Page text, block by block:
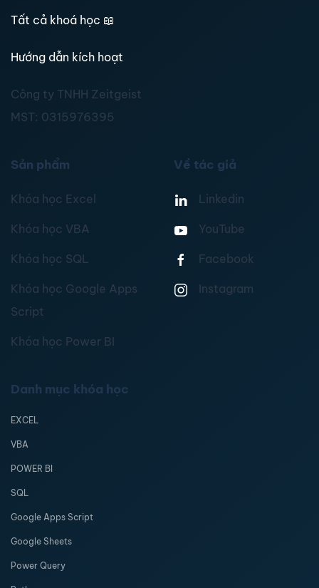
Tất cả khoá học 📖
Hướng dẫn kích hoạt
Công ty TNHH Zeitgeist
MST: 0315976395
Sản phẩm
Khóa học Excel
Khóa học VBA
Khóa học SQL
Khóa học Google Apps
Script
Khóa học Power BI
Về tác giả
Linkedin
YouTube
Facebook
Instagram
Danh mục khóa học
EXCEL
VBA
POWER BI
SQL
Google Apps Script
Google Sheets
Power Query